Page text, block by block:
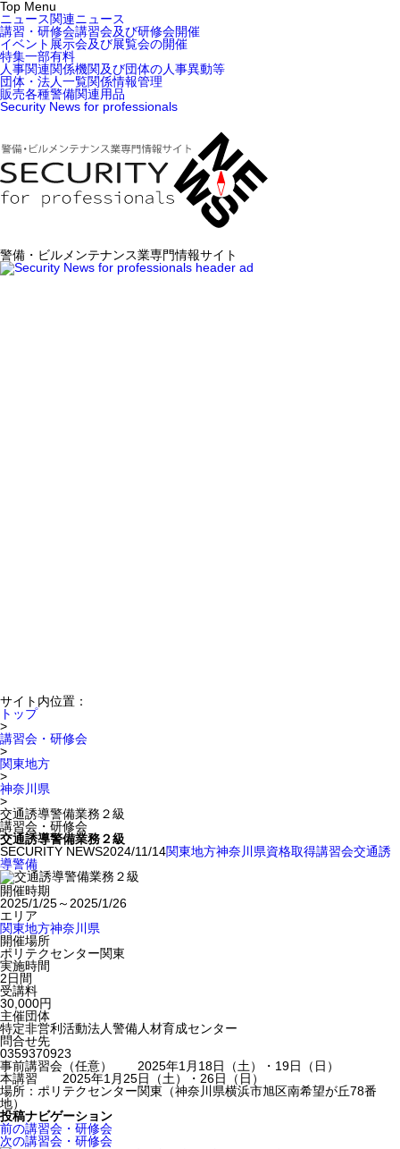
Top Menu
ニュース関連ニュース
講習・研修会講習会及び研修会開催
イベント 展示会及び展覧会の開催
特集一部有料
人事関連関係機関及び団体の人事異動等
団体・法人一覧関係情報管理
販売各種警備関連用品
Security News for professionals
警備・ビルメンテナンス業専門情報サイト
サイト内位置：
トップ
>
講習会・研修会
>
関東地方
>
神奈川県
>
交通誘導警備業務２級
講習会・研修会
交通誘導警備業務２級
SECURITY NEWS2024/11/14関東地方神奈川県資格取得講習会交通誘
導警備
開催時期
2025/1/25～2025/1/26
エリア
関東地方神奈川県
開催場所
ポリテクセンター関東
実施時間
2日間
受講料
30,000円
主催団体
特定非営利活動法人警備人材育成センター
問合せ先
0359370923
事前講習会（任意） 2025年1月18日（土）・19日（日）
本講習 2025年1月25日（土）・26日（日）
場所：ポリテクセンター関東（神奈川県横浜市旭区南希望が丘78番
地）
投稿ナビゲーション
前の講習会・研修会
次の講習会・研修会